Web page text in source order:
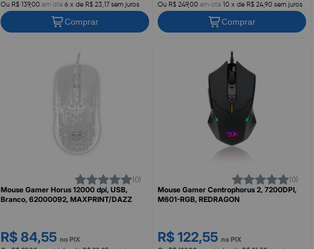
Ou R$ 139,00 em até 6 x de R$ 23,17 sem juros
Comprar
Ou R$ 249,00 em até 10 x de R$ 24,90 sem juros
Comprar
(0)
Mouse Gamer Horus 12000 dpi, USB,
Branco, 62000092, MAXPRINT/DAZZ
R$ 84,55 no PIX
(0)
Mouse Gamer Centrophorus 2, 7200DPI,
M601-RGB, REDRAGON
R$ 122,55 no PIX